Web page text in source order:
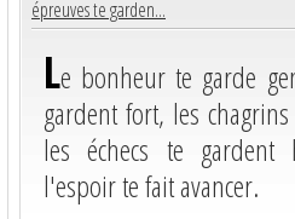
épreuves te garden...
Le bonheur te garde
gardent fort, les
les échecs te gardent
l'espoir te fait avancer.